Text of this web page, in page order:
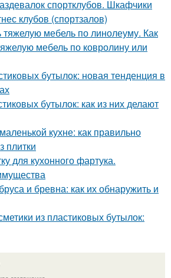
спортклубов. Шкафчики
клубов (спортзалов)
тяжелую мебель по линолеуму. Как
мебель по ковролину или
бутылок: новая тенденция в
бутылок: как из них делают
кухне: как правильно
плитки
для кухонного фартука.
и бревна: как их обнаружить и
из пластиковых бутылок: